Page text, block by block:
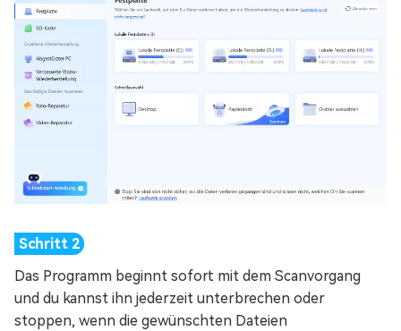
Das Programm beginnt sofort mit dem Scanvorgang
und du kannst ihn jederzeit unterbrechen oder
stoppen, wenn die gewünschten Dateien